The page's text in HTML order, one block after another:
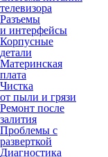
телевизора
Разъемы
и интерфейсы
Корпусные
детали
Материнская
плата
Чистка
от пыли и грязи
Ремонт после
залития
Проблемы с
разверткой
Диагностика